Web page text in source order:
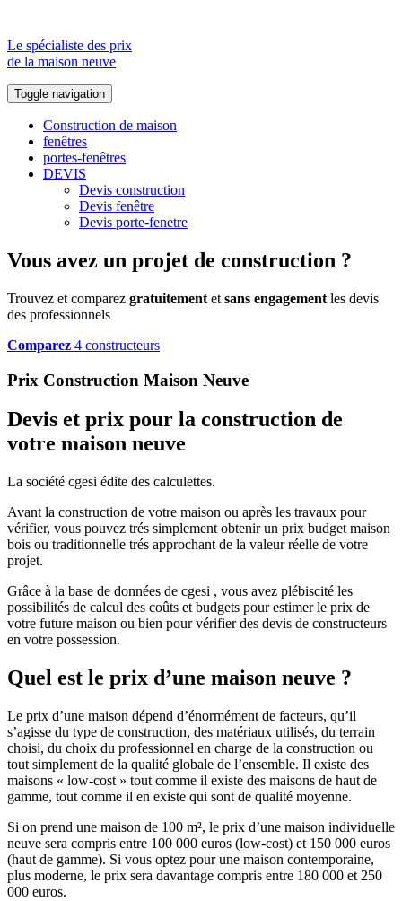
Le spécialiste des prix
de la maison neuve
Toggle navigation
Construction de maison
fenêtres
portes-fenêtres
DEVIS
Devis construction
Devis fenêtre
Devis porte-fenetre
Vous avez un projet de construction ?
Trouvez et comparez gratuitement et sans engagement les devis
des professionnels
Comparez 4 constructeurs
Prix Construction Maison Neuve
Devis et prix pour la construction de
votre maison neuve
La société cgesi édite des calculettes.
Avant la construction de votre maison ou après les travaux pour
vérifier, vous pouvez trés simplement obtenir un prix budget maison
bois ou traditionnelle trés approchant de la valeur réelle de votre
projet.
Grâce à la base de données de cgesi , vous avez plébiscité les
possibilités de calcul des coûts et budgets pour estimer le prix de
votre future maison ou bien pour vérifier des devis de constructeurs
en votre possession.
Quel est le prix d’une maison neuve ?
Le prix d’une maison dépend d’énormément de facteurs, qu’il
s’agisse du type de construction, des matériaux utilisés, du terrain
choisi, du choix du professionnel en charge de la construction ou
tout simplement de la qualité globale de l’ensemble. Il existe des
maisons « low-cost » tout comme il existe des maisons de haut de
gamme, tout comme il en existe qui sont de qualité moyenne.
Si on prend une maison de 100 m², le prix d’une maison individuelle
neuve sera compris entre 100 000 euros (low-cost) et 150 000 euros
(haut de gamme). Si vous optez pour une maison contemporaine,
plus moderne, le prix sera davantage compris entre 180 000 et 250
000 euros.